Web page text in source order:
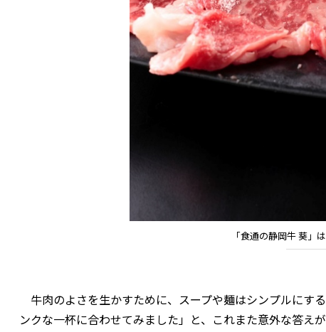
「食通の静岡牛 葵」
牛肉のよさを生かすために、スープや麺はシンプルにす
ンクな一杯に合わせてみました」と、これまた意外な答え